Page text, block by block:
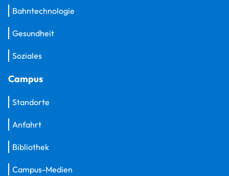
Bahntechnologie
Gesundheit
Soziales
Campus
Standorte
Anfahrt
Bibliothek
Campus-Medien